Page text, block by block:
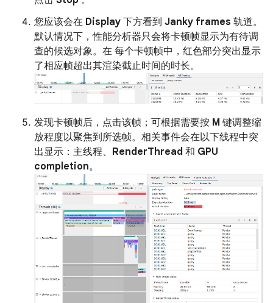
您应该会在 Display 下方看到 Janky frames 轨道。
默认情况下，性能分析器只会将卡顿帧显示为有待调
查的候选对象。在 每个卡顿帧中，红色部分突出显示
了相应帧超出其渲染截止时间的时长。
发现卡顿帧后，点击该帧；可根据需要按 M 键调整缩
放程度以聚焦到所选帧。相关事件会在以下线程中突
出显示：主线程、 RenderThread 和 GPU
completion。